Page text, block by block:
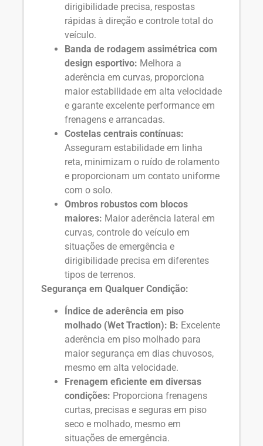
dirigibilidade precisa, respostas
rápidas à direção e controle total do
veículo.
Banda de rodagem assimétrica com
design esportivo: Melhora a
aderência em curvas, proporciona
maior estabilidade em alta velocidade
e garante excelente performance em
frenagens e arrancadas.
Costelas centrais contínuas:
Asseguram estabilidade em linha
reta, minimizam o ruído de rolamento
e proporcionam um contato uniforme
com o solo.
Ombros robustos com blocos
maiores: Maior aderência lateral em
curvas, controle do veículo em
situações de emergência e
dirigibilidade precisa em diferentes
tipos de terrenos.
Segurança em Qualquer Condição:
Índice de aderência em piso
molhado (Wet Traction): B: Excelente
aderência em piso molhado para
maior segurança em dias chuvosos,
mesmo em alta velocidade.
Frenagem eficiente em diversas
condições: Proporciona frenagens
curtas, precisas e seguras em piso
seco e molhado, mesmo em
situações de emergência.